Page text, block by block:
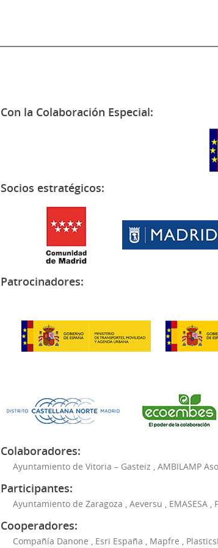
Con la Colaboración Especial:
Socios estratégicos:
Patrocinadores:
Colaboradores:
Ayuntamiento de Vitoria – Gasteiz AMBILAMP
Participantes:
Ayuntamiento de Zaragoza Aeversu EMASESA
Cooperadores:
Compañía Danone Esri España Mapfre